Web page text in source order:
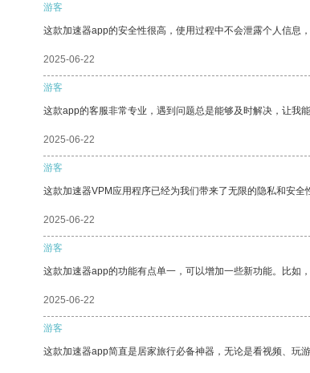
游客
这款加速器app的安全性很高，使用过程中不会泄露个人信息
2025-06-22
游客
这款app的客服非常专业，遇到问题总是能够及时解决，让我能
2025-06-22
游客
这款加速器VPM应用程序已经为我们带来了无限的隐私和安全
2025-06-22
游客
这款加速器app的功能有点单一，可以增加一些新功能。比如
2025-06-22
游客
这款加速器app简直是居家旅行必备神器，无论是看视频、玩